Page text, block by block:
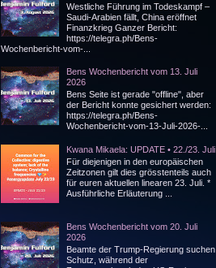
Westliche Führung im Todeskampf –
Saudi-Arabien fällt, China eröffnet
Finanzkrieg Ganzer Bericht:
https://telegra.ph/Bens-
Wochenbericht-vom-...
Bens Wochenbericht vom 13. Juli
2026
Bens Seite ist gerade "offline", aber
der Bericht konnte gesichert werden:
https://telegra.ph/Bens-
Wochenbericht-vom-13-Juli-2026-...
Kwana Mikaela: UPDATE • 22./23. Juli
Für diejenigen in den europäischen
Zeitzonen gilt dies grösstenteils auch
für euren aktuellen linearen 23. Juli. *
Ausführliche Erläuterung ...
Bens Wochenbericht vom 20. Juli
2026
Beamte der Trump-Regierung suchen
Schutz, während der